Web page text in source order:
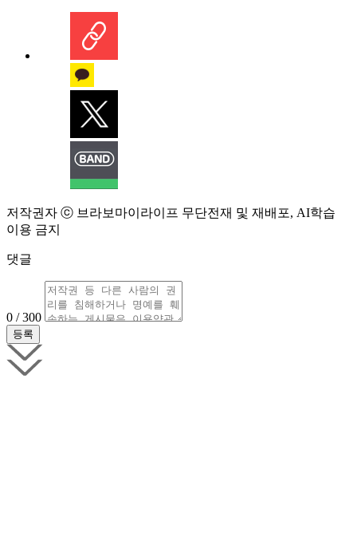
저작권자 ⓒ 브라보마이라이프 무단전재 및 재배포, AI학습
이용 금지
댓글
0 / 300